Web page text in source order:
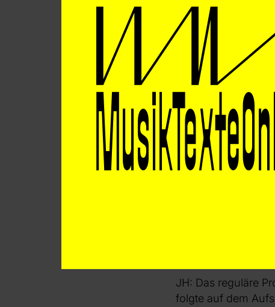
Wertung E teil.
Mitglieder aus der
Topf einbringen
zehn Prozent
dadurch eben
weil wir hier
Inwiefern sind
GEMA und damit
JH: Das reguläre
folgte auf dem